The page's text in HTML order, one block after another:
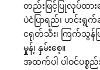
တည်းဖြင့်ပြုလုပ်ထား
ပဲငံပြာရည်၊ ဟင်းရွက်
ငရုတ်သီး၊ ကြက်သွန်ဖ
မှုန့်၊ နှမ်းစေ့။
အထက်ပါ ပါဝင်ပစ္စည်